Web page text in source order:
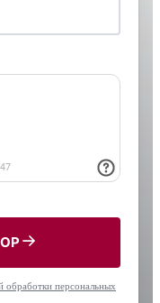
обработки персональных